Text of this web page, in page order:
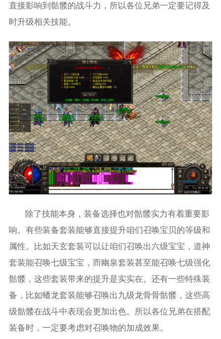
直接影响到骷髅的战斗力，所以各位兄弟一定要记得及
时升级相关技能。
除了技能本身，装备选择也对骷髅实力有着重要影
响。有些装备套装能够直接提升咱们召唤宝贝的等级和
属性。比如天玄套装可以让咱们召唤出六级宝宝，道神
套装能召唤七级宝宝，而幽泉套装甚至能召唤七级强化
骷髅，这些套装带来的提升是实实在。还有一些特殊装
备，比如蟠龙套装能够召唤出九级龙骨骨骷髅，这些高
级骷髅在战斗中表现会更加出色。所以各位兄弟在搭配
装备时，一定要考虑对召唤物的加成效果。